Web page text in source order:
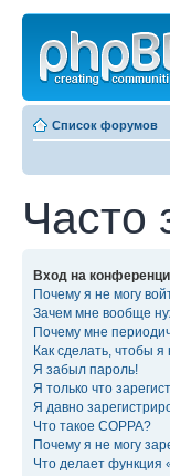
Список форумов
Часто
Вход на
Почему я не могу
Зачем мне вообще
Почему мне
Как сделать, чтобы
Я забыл пароль!
Я только что
Я давно
Что такое COPPA?
Почему я не могу
Что делает функция